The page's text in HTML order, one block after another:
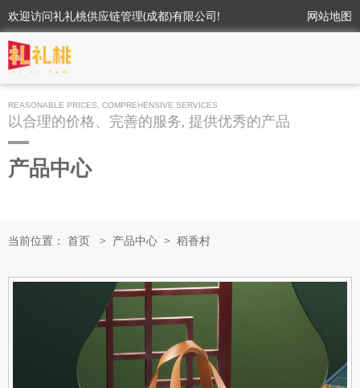
欢迎访问礼礼桃供应链管理(成都)有限公司! 网站地图
REASONABLE PRICES, COMPREHENSIVE SERVICES
以合理的价格、完善的服务, 提供优秀的产品
产品中心
当前位置： 首页 > 产品中心 > 稻香村